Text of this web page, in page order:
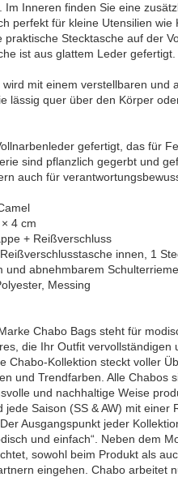
Im Inneren finden Sie eine
perfekt für kleine Utensilien wie
Stecktasche auf der
ist aus glattem Leder gefertigt.
mit einem verstellbaren und
lässig quer über den Körper
gefertigt, das für
sind pflanzlich gegerbt und
auch für
4 cm
+ Reißverschluss
innen, 1
und abnehmbarem
Messing
Chabo Bags steht für
die Ihr Outfit vervollständigen
Chabo-Kollektion steckt voller
und Trendfarben. Alle Chabos
und nachhaltige Weise
jede Saison (SS & AW) mit einer
Ausgangspunkt jeder
und einfach“. Neben dem
sowohl beim Produkt als
eingehen. Chabo arbeitet